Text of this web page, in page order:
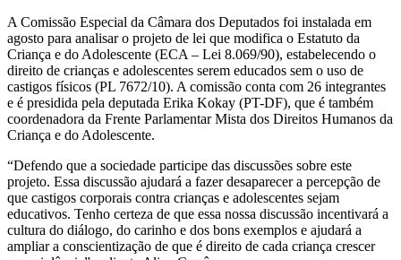
A Comissão Especial da Câmara dos Deputados foi instalada em
agosto para analisar o projeto de lei que modifica o Estatuto da
Criança e do Adolescente (ECA – Lei 8.069/90), estabelecendo o
direito de crianças e adolescentes serem educados sem o uso de
castigos físicos (PL 7672/10). A comissão conta com 26 integrantes
e é presidida pela deputada Erika Kokay (PT-DF), que é também
coordenadora da Frente Parlamentar Mista dos Direitos Humanos da
Criança e do Adolescente.
“Defendo que a sociedade participe das discussões sobre este
projeto. Essa discussão ajudará a fazer desaparecer a percepção de
que castigos corporais contra crianças e adolescentes sejam
educativos. Tenho certeza de que essa nossa discussão incentivará a
cultura do diálogo, do carinho e dos bons exemplos e ajudará a
ampliar a conscientização de que é direito de cada criança crescer